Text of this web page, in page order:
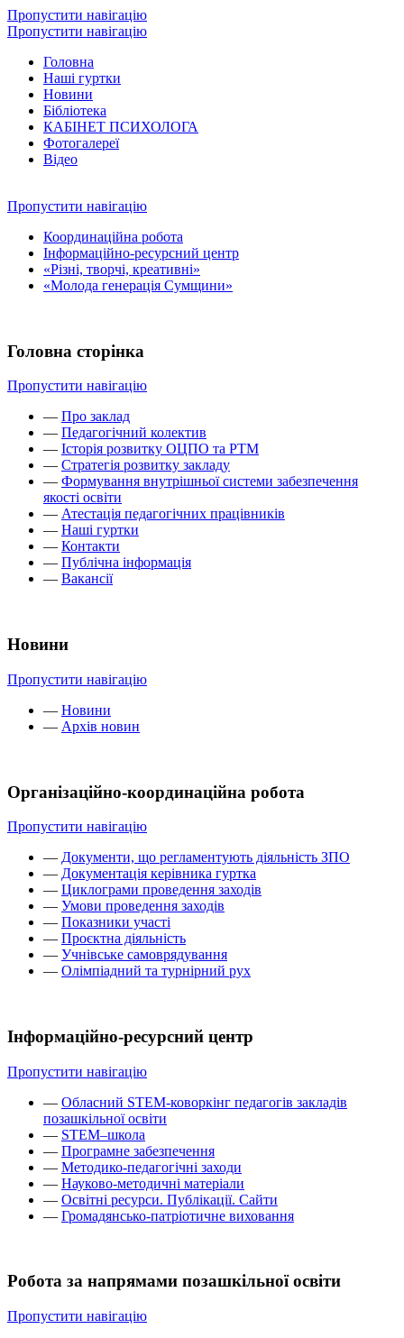
Пропустити навігацію
Пропустити навігацію
Головна
Наші гуртки
Новини
Бібліотека
КАБІНЕТ ПСИХОЛОГА
Фотогалереї
Відео
Пропустити навігацію
Координаційна робота
Інформаційно-ресурсний центр
«Різні, творчі, креативні»
«Молода генерація Сумщини»
Головна сторінка
Пропустити навігацію
— Про заклад
— Педагогічний колектив
— Історія розвитку ОЦПО та РТМ
— Стратегія розвитку закладу
— Формування внутрішньої системи забезпечення
якості освіти
— Атестація педагогічних працівників
— Наші гуртки
— Контакти
— Публічна інформація
— Вакансії
Новини
Пропустити навігацію
— Новини
— Архів новин
Організаційно-координаційна робота
Пропустити навігацію
— Документи, що регламентують діяльність ЗПО
— Документація керівника гуртка
— Циклограми проведення заходів
— Умови проведення заходів
— Показники участі
— Проєктна діяльність
— Учнівське самоврядування
— Олімпіадний та турнірний рух
Інформаційно-ресурсний центр
Пропустити навігацію
— Обласний STEM-коворкінг педагогів закладів
позашкільної освіти
— STEM–школа
— Програмне забезпечення
— Методико-педагогічні заходи
— Науково-методичні матеріали
— Освітні ресурси. Публікації. Сайти
— Громадянсько-патріотичне виховання
Робота за напрямами позашкільної освіти
Пропустити навігацію